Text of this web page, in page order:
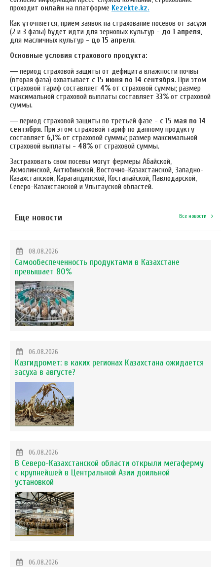
проходит онлайн на платформе Kezekte.kz.
Как уточняется, прием заявок на страхование посевов от засухи
(2 и 3 фазы) будет идти для зерновых культур - до 1 апреля,
для масличных культур - до 15 апреля.
Основные условия страхового продукта:
— период страховой защиты от дефицита влажности почвы
(вторая фаза) охватывает с 15 июня по 14 сентября. При этом
страховой тариф составляет 4% от страховой суммы; размер
максимальной страховой выплаты составляет 33% от страховой
суммы.
— период страховой защиты по третьей фазе - с 15 мая по 14
сентября. При этом страховой тариф по данному продукту
составляет 6,1% от страховой суммы; размер максимальной
страховой выплаты - 48% от страховой суммы.
Застраховать свои посевы могут фермеры Абайской,
Акмолинской, Актюбинской, Восточно-Казахстанской, Западно-
Казахстанской, Карагандинской, Костанайской, Павлодарской,
Северо-Казахстанской и Улытауской областей.
Еще новости Все новости
08.08.2026
Самообеспеченность продуктами в Казахстане
превышает 80%
06.08.2026
Казгидромет: в каких регионах Казахстана ожидается
засуха в августе?
06.08.2026
В Северо-Казахстанской области открыли мегаферму
с крупнейшей в Центральной Азии доильной
установкой
06.08.2026